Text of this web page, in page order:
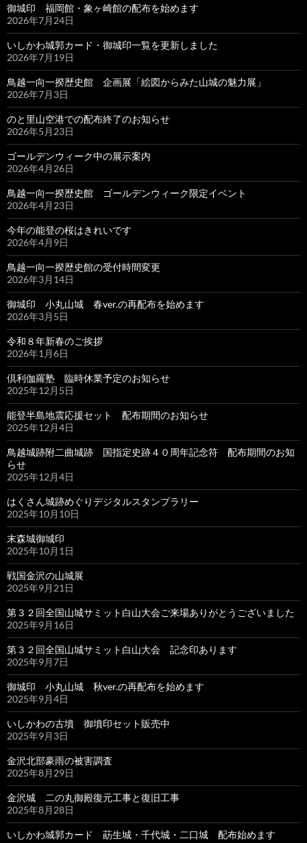
御城印 福岡館・象ヶ崎館の配布を始めます
2026年7月24日
いしかわ城郭カード・御城印一覧を更新しました
2026年7月19日
鳥越一向一揆歴史館 企画展「絵図からみた山城の魅力展」
2026年7月3日
のと里山空港での配布終了のお知らせ
2026年5月23日
ゴールデンウィーク中の展示案内
2026年4月26日
鳥越一向一揆歴史館 ゴールデンウィーク限定イベント
2026年4月23日
今年の能登の桜はきれいです
2026年4月9日
鳥越一向一揆歴史館の受付時間変更
2026年3月14日
御城印 小丸山城 春ver.の再配布を始めます
2026年3月5日
令和８年新春のご挨拶
2026年1月6日
倶利伽羅塾 臨時休業予定のお知らせ
2025年12月5日
能登半島地震応援セット 配布期間のお知らせ
2025年12月4日
鳥越城跡附二曲城跡 国指定史跡４０周年記念符 配布期間のお知
らせ
2025年12月4日
はくさん城跡めぐりデジタルスタンプラリー
2025年10月10日
末森城御城印
2025年10月1日
戦国金沢の山城展
2025年9月21日
第３２回全国山城サミット白山大会ご来場ありがとうございました
2025年9月16日
第３２回全国山城サミット白山大会 記念印あります
2025年9月7日
御城印 小丸山城 秋ver.の再配布を始めます
2025年9月4日
いしかわの古墳 御墳印セット販売中
2025年9月3日
金沢北部豪雨の被害調査
2025年8月29日
金沢城 二の丸御殿復元工事と復旧工事
2025年8月28日
いしかわ城郭カード 莇生城・千代城・二口城 配布始めます